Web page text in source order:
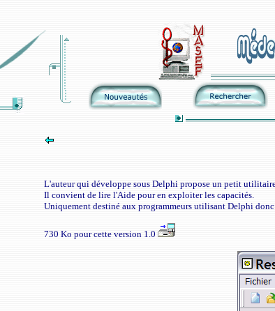
L'auteur qui développe sous Delphi propose un petit
Il convient de lire l'Aide pour en exploiter les capacités.
Uniquement destiné aux programmeurs utilisant Delphi
730 Ko pour cette version 1.0